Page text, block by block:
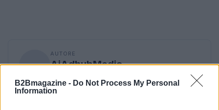
B2Bmagazine - Do Not Process My Personal
Information
AUTORE
AiAdhubMedia